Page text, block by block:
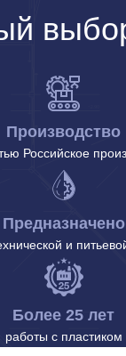
Производство
Российское
Предназначено
и
Более 25 лет
работы с пластиком